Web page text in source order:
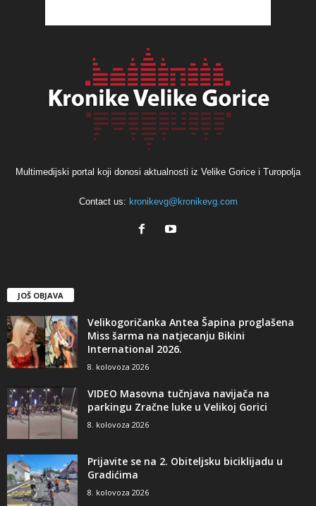
Multimedijski portal koji donosi aktualnosti iz Velike Gorice i Turopolja
Contact us: kronikevg@kronikevg.com
JOŠ OBJAVA
Velikogoričanka Antea Šapina proglašena
Miss šarma na natjecanju Bikini
International 2026.
8. kolovoza 2026
VIDEO Masovna tučnjava navijača na
parkingu Zračne luke u Velikoj Gorici
8. kolovoza 2026
Prijavite se na 2. Obiteljsku biciklijadu u
Gradićima
8. kolovoza 2026